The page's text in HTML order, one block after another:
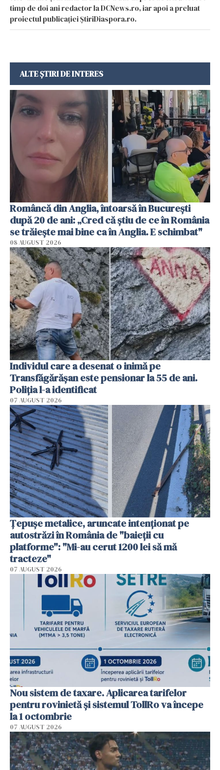
timp de doi ani redactor la DCNews.ro, iar apoi a preluat
proiectul publicației ȘtiriDiaspora.ro.
ALTE ȘTIRI DE INTERES
Româncă din Anglia, întoarsă în București
după 20 de ani: „Cred că știu de ce în România
se trăiește mai bine ca în Anglia. E schimbat"
08 AUGUST 2026
Individul care a desenat o inimă pe
Transfăgărășan este pensionar la 55 de ani.
Poliția l-a identificat
07 AUGUST 2026
Țepușe metalice, aruncate intenționat pe
autostrăzi în România de "baieții cu
platforme": "Mi-au cerut 1200 lei să mă
tracteze"
07 AUGUST 2026
Nou sistem de taxare. Aplicarea tarifelor
pentru rovinietă şi sistemul TollRo va începe
la 1 octombrie
07 AUGUST 2026